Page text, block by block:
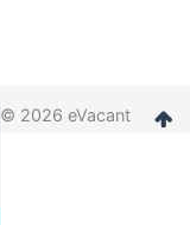
© 2026 eVacant